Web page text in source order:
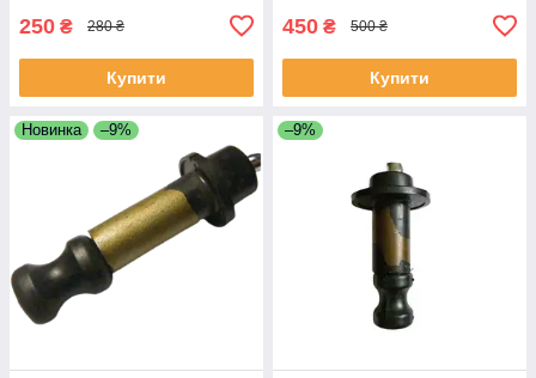
250 ₴ 280 ₴
Купити
450 ₴ 500 ₴
Купити
Новинка –9% –9%